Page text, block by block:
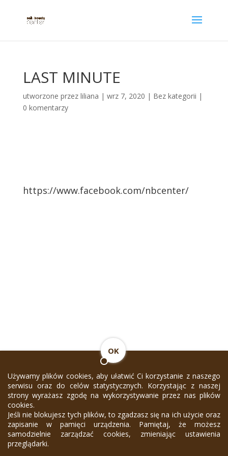
LAST MINUTE
utworzone przez liliana | wrz 7, 2020 | Bez kategorii |
0 komentarzy
https://www.facebook.com/nbcenter/
Używamy plików cookies, aby ułatwić Ci korzystanie z naszego
serwisu oraz do celów statystycznych. Korzystając z naszej
strony wyrażasz zgodę na wykorzystywanie przez nas plików
cookies.
Jeśli nie blokujesz tych plików, to zgadzasz się na ich użycie oraz
zapisanie w pamięci urządzenia. Pamiętaj, że możesz
samodzielnie zarządzać cookies, zmieniając ustawienia
przeglądarki.
OK